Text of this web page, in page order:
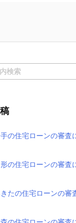
の住宅ローンの審査
の住宅ローンの審査
たの住宅ローンの審